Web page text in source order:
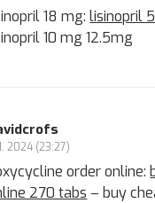
18 mg:lisinopril
10 mg 12.5mg
2024 (23:27)
order online:
270 tabs – buy